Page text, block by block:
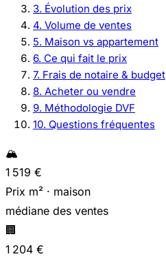
3. Évolution des prix
4. Volume de ventes
5. Maison vs appartement
6. Ce qui fait le prix
7. Frais de notaire & budget
8. Acheter ou vendre
9. Méthodologie DVF
10. Questions fréquentes
🏔️
1 519 €
Prix m² · maison
médiane des ventes
🏢
1 204 €